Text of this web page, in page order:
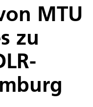
MTU
zu